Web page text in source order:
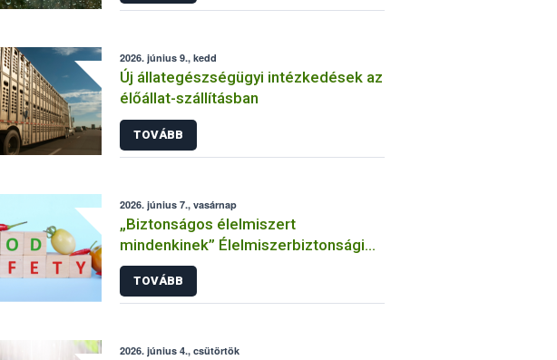
2026. június 9., kedd
Új állategészségügyi intézkedések az
élőállat-szállításban
TOVÁBB
2026. június 7., vasárnap
„Biztonságos élelmiszert
mindenkinek” Élelmiszerbiztonsági
Világnap 2026
TOVÁBB
2026. június 4., csütörtök